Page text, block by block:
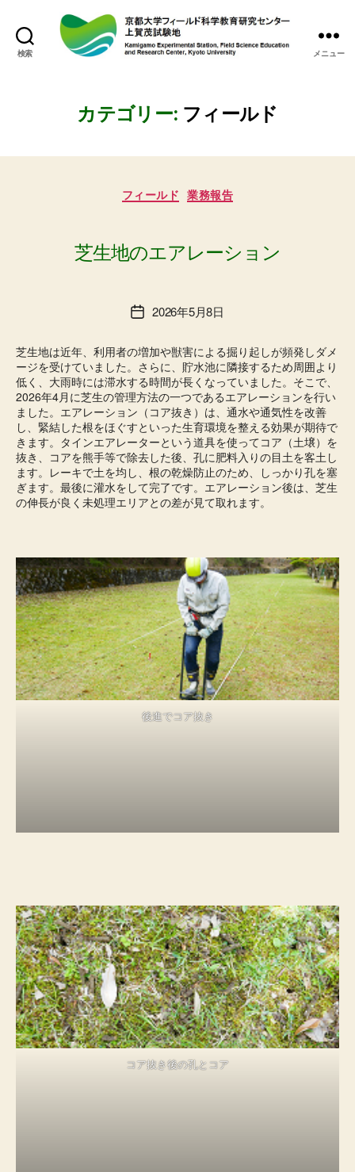
検索
試
験
メニュー
カテゴリー: フィールド
カ
テ
ー
フィールド 業務報告
芝生地のエアレーション
投
日
2026年5月8日
芝生地は近年、利用者の増加や獣害による掘り起しが頻発しダメ
ージを受けていました。さらに、貯水池に隣接するため周囲より
低く、大雨時には滞水する時間が長くなっていました。そこで、
2026年4月に芝生の管理方法の一つであるエアレーションを行い
ました。エアレーション（コア抜き）は、通水や通気性を改善
し、緊結した根をほぐすといった生育環境を整える効果が期待で
きます。タインエアレーターという道具を使ってコア（土壌）を
抜き、コアを熊手等で除去した後、孔に肥料入りの目土を客土し
ます。レーキで土を均し、根の乾燥防止のため、しっかり孔を塞
ぎます。最後に灌水をして完了です。エアレーション後は、芝生
の伸長が良く未処理エリアとの差が見て取れます。
後進でコア抜き
コア抜き後の孔とコア